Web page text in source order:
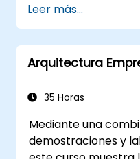
puede ahorrar
modo, se
Objetivos del curso
objetivos: primero,
te capacita para
estimar cómo los
costos,
Leer más...
Arquitectura
35 Horas
Mediante una
demostraciones y